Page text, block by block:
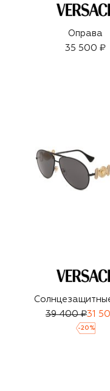
Оправа
35 500 ₽
39 400 ₽31
-20 %